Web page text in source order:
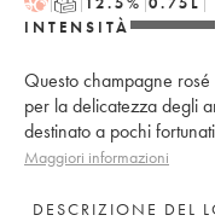
INTENSITÀ
Questo champagne
per la delicatezza degli
destinato a pochi
Maggiori informazioni
DESCRIZIONE DEL